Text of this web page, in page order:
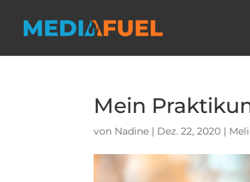
Mein
von Nadine | Dez. 22, 2020 |